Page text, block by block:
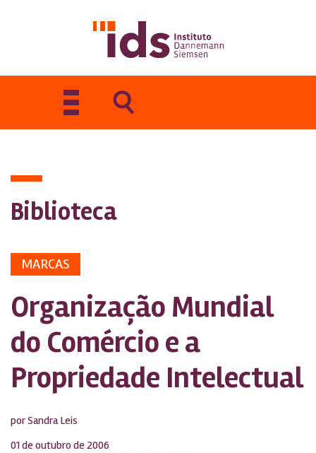
Toggle
navigation
Biblioteca
MARCAS
Organização Mundial
do Comércio e a
Propriedade Intelectual
por Sandra Leis
01 de outubro de 2006